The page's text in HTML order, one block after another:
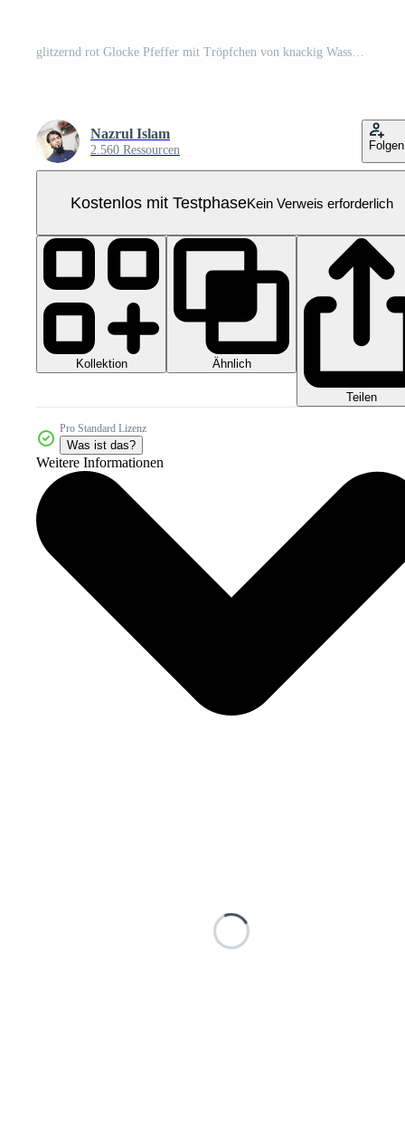
glitzernd rot Glocke Pfeffer mit Tröpfchen von knackig Wasser Pro PNG
Nazrul Islam
2.560 Ressourcen Folgen
Kostenlos mit TestphaseKein Verweis erforderlich
Kollektion Ähnlich
Teilen
Pro Standard Lizenz
Was ist das?
Weitere Informationen